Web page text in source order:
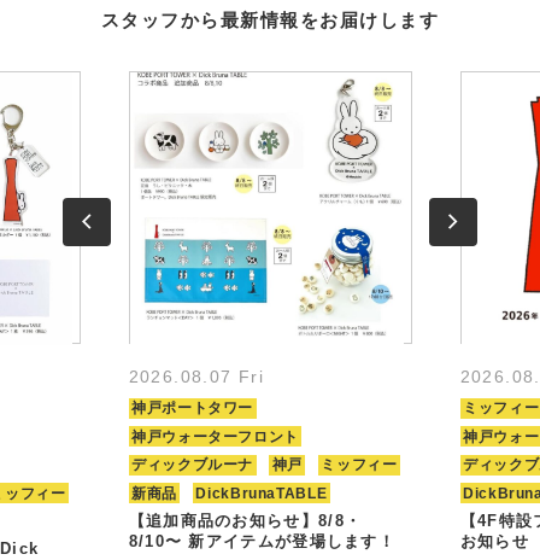
スタッフから最新情報をお届けします
ッフィー
2026.08.07 Fri
神戸ポートタワー
神戸ウォーターフロント
ディックブルーナ
神戸
ミッフィー
新商品
DickBrunaTABLE
【追加商品のお知らせ】8/8・
8/10〜 新アイテムが登場します！
ミッフィー
神戸ウォ
ディック
【4F特
お知らせ